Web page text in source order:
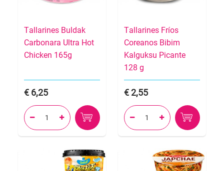
Tallarines Buldak
Carbonara Ultra Hot
Chicken 165g
6,25
 
Tallarines Fríos
Coreanos Bibim
Kalguksu Picante
128 g
2,55
 